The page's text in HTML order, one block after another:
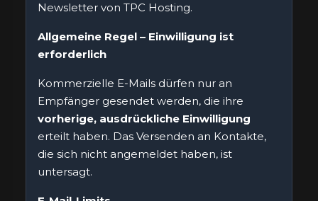
Newsletter von TPC Hosting.
Allgemeine Regel – Einwilligung ist
erforderlich
Kommerzielle E-Mails dürfen nur an
Empfänger gesendet werden, die ihre
vorherige, ausdrückliche Einwilligung
erteilt haben. Das Versenden an Kontakte,
die sich nicht angemeldet haben, ist
untersagt.